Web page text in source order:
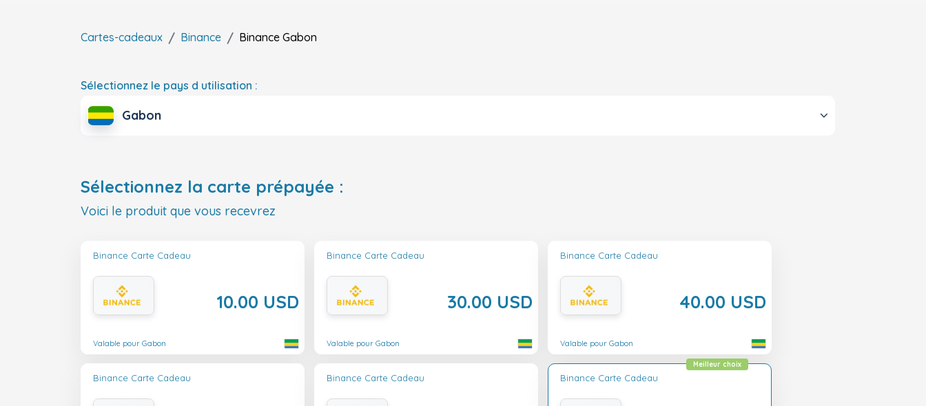
Cartes-cadeaux Binance Binance Gabon
Sélectionnez le pays d utilisation :
Gabon
Sélectionnez la carte prépayée :
Voici le produit que vous recevrez
Binance Carte Cadeau
10.00 USD
Valable pour Gabon
Binance Carte Cadeau
30.00 USD
Valable pour Gabon
Binance Carte Cadeau
40.00 USD
Valable pour Gabon
Binance Carte Cadeau Binance Carte Cadeau Binance Carte Cadeau
Meilleur choix